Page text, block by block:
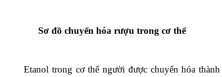
Sơ đồ chuyển hóa rượu trong cơ thể
Etanol trong cơ thể người được chuyển hóa thành